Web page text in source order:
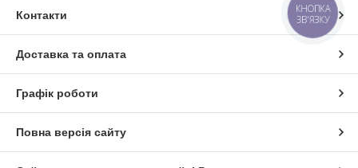
Контакти
Доставка та оплата
Графік роботи
Повна версія сайту
КНОПКА
ЗВ'ЯЗКУ